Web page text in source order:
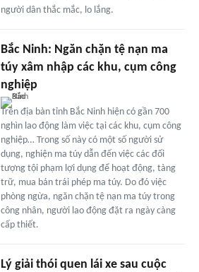
người dân thắc mắc, lo lắng.
Bắc Ninh: Ngăn chặn tệ nạn ma
túy xâm nhập các khu, cụm công
nghiệp
Trên địa bàn tỉnh Bắc Ninh hiện có gần 700
nghìn lao động làm việc tại các khu, cụm công
nghiệp… Trong số này có một số người sử
dụng, nghiện ma túy dẫn đến việc các đối
tượng tội phạm lợi dụng để hoạt động, tàng
trữ, mua bán trái phép ma túy. Do đó việc
phòng ngừa, ngăn chặn tệ nạn ma túy trong
công nhân, người lao động đặt ra ngày càng
cấp thiết.
Lý giải thói quen lái xe sau cuộc